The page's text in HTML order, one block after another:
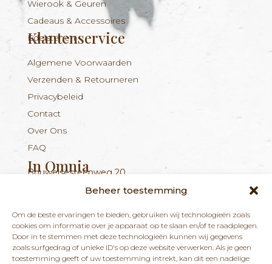
Beheer toestemming
Om de beste ervaringen te bieden, gebruiken wij technologieën zoals
cookies om informatie over je apparaat op te slaan en/of te raadplegen.
Door in te stemmen met deze technologieën kunnen wij gegevens
zoals surfgedrag of unieke ID's op deze website verwerken. Als je geen
toestemming geeft of uw toestemming intrekt, kan dit een nadelige
Wierook & Geuren
Cadeaus & Accessoires
Edelstenen
Klantenservice
Algemene Voorwaarden
Verzenden & Retourneren
Privacybeleid
Contact
Over Ons
FAQ
In Omnia
Bouwelsesteenweg 20
BE 1029.893.045
info@inomnia.be
+324 56 96 16 94
Nieuwsbrief
nieuws over onze winkel en praktijk.